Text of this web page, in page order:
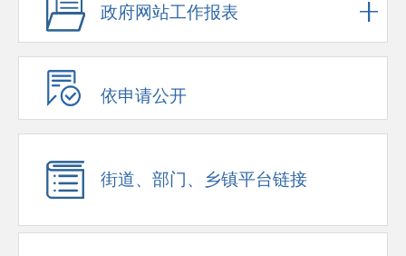
政府网站工作报表
依申请公开
街道、部门、乡镇平台链接